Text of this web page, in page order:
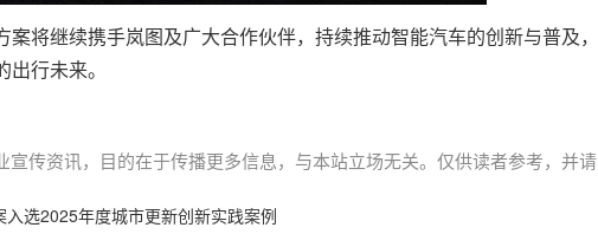
将继续携手岚图及广大合作伙伴，持续推动智能汽车的创新与普及，
行未来。
传资讯，目的在于传播更多信息，与本站立场无关。仅供读者参考，并请
选2025年度城市更新创新实践案例